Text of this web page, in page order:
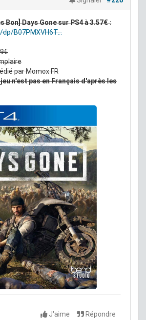
Bon] Days Gone sur PS4 à 3.57€ :
B07PMXVH6T...
par Momox FR
n'est pas en Français d'après les
J'aime Répondre